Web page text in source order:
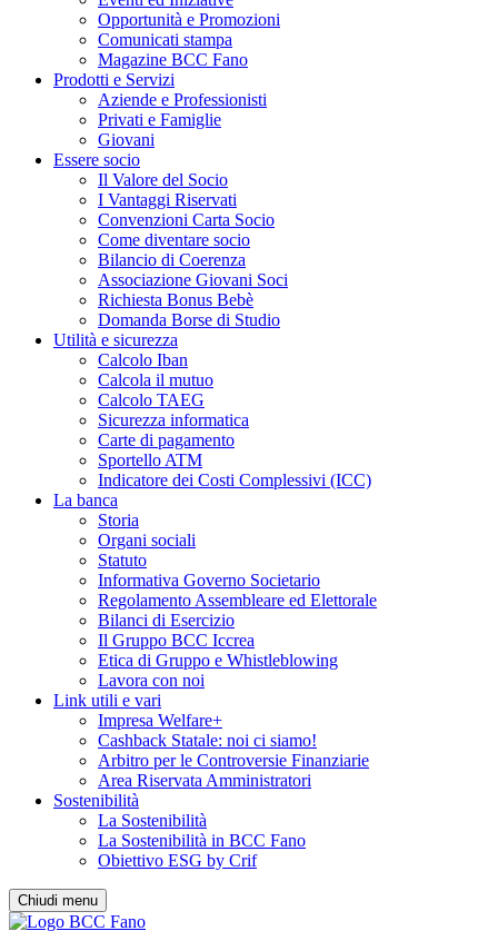
Opportunità e Promozioni
Comunicati stampa
Magazine BCC Fano
Prodotti e Servizi
Aziende e Professionisti
Privati e Famiglie
Giovani
Essere socio
Il Valore del Socio
I Vantaggi Riservati
Convenzioni Carta Socio
Come diventare socio
Bilancio di Coerenza
Associazione Giovani Soci
Richiesta Bonus Bebè
Domanda Borse di Studio
Utilità e sicurezza
Calcolo Iban
Calcola il mutuo
Calcolo TAEG
Sicurezza informatica
Carte di pagamento
Sportello ATM
Indicatore dei Costi Complessivi (ICC)
La banca
Storia
Organi sociali
Statuto
Informativa Governo Societario
Regolamento Assembleare ed Elettorale
Bilanci di Esercizio
Il Gruppo BCC Iccrea
Etica di Gruppo e Whistleblowing
Lavora con noi
Link utili e vari
Impresa Welfare+
Cashback Statale: noi ci siamo!
Arbitro per le Controversie Finanziarie
Area Riservata Amministratori
Sostenibilità
La Sostenibilità
La Sostenibilità in BCC Fano
Obiettivo ESG by Crif
Chiudi menu